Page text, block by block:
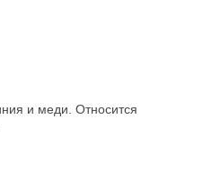
и меди. Относится